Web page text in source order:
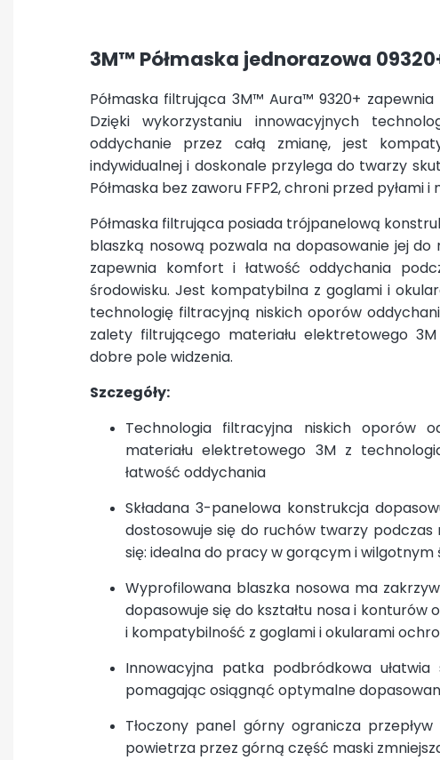
3M™ Półmaska jednorazowa
Półmaska filtrująca 3M™ Aura™ 9320+
Dzięki wykorzystaniu innowacyjnych
oddychanie przez całą zmianę, jest
indywidualnej i doskonale przylega do twarzy
Półmaska bez zaworu FFP2, chroni przed pyłami i
Półmaska filtrująca posiada trójpanelową
blaszką nosową pozwala na dopasowanie jej
zapewnia komfort i łatwość oddychania
środowisku. Jest kompatybilna z goglami i
technologię filtracyjną niskich oporów
zalety filtrującego materiału elektretowego
dobre pole widzenia.
Szczegóły:
Technologia filtracyjna niskich oporów
materiału elektretowego 3M z
łatwość oddychania
Składana 3-panelowa konstrukcja
dostosowuje się do ruchów twarzy
się: idealna do pracy w gorącym i wilgotnym
Wyprofilowana blaszka nosowa ma
dopasowuje się do kształtu nosa i
i kompatybilność z goglami i okularami
Innowacyjna patka podbródkowa
pomagając osiągnąć optymalne
Tłoczony panel górny ogranicza
powietrza przez górną część maski